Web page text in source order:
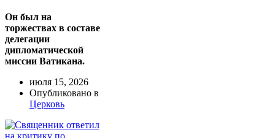
Он был на
торжествах в составе
делегации
дипломатической
миссии Ватикана.
июля 15, 2026
Опубликовано в
Церковь